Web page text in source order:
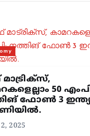
മാട്രിക്‌സ്,
50
ഫോൺ 3
2025